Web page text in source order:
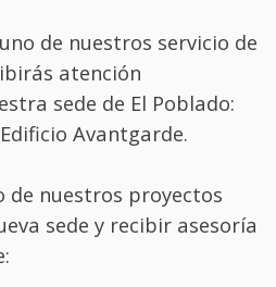
de nuestros servicio de
atención
sede de El Poblado:
Avantgarde.
de nuestros proyectos
sede y recibir asesoría